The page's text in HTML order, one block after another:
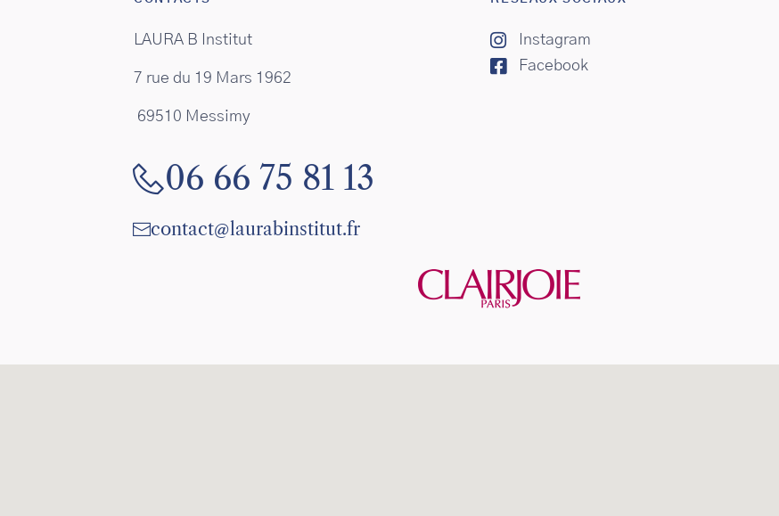
LAURA B Institut
7 rue du 19 Mars 1962
69510 Messimy
06 66 75 81 13
contact@laurabinstitut.fr
Instagram
Facebook